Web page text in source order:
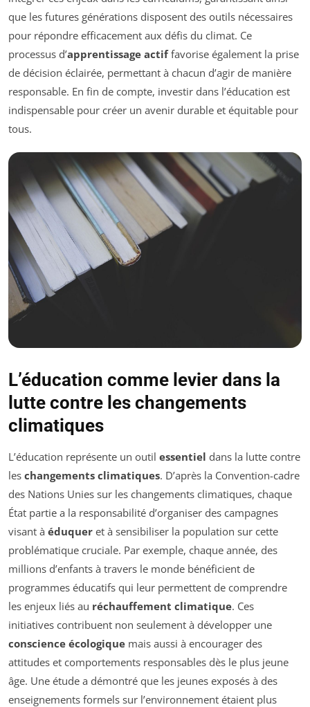
que les futures générations disposent des outils nécessaires
pour répondre efficacement aux défis du climat. Ce
processus d’apprentissage actiffavorise également la prise
de décision éclairée, permettant à chacun d’agir de manière
responsable. En fin de compte, investir dans l’éducation est
indispensable pour créer un avenir durable et équitable pour
tous.
L’éducation comme levier dans la
lutte contre les changements
climatiques
L’éducation représente un outil essentiel dans la lutte contre
les changements climatiques. D’après la Convention-cadre
des Nations Unies sur les changements climatiques, chaque
État partie a la responsabilité d’organiser des campagnes
visant à éduquer et à sensibiliser la population sur cette
problématique cruciale. Par exemple, chaque année, des
millions d’enfants à travers le monde bénéficient de
programmes éducatifs qui leur permettent de comprendre
les enjeux liés au réchauffement climatique. Ces
initiatives contribuent non seulement à développer une
conscience écologique mais aussi à encourager des
attitudes et comportements responsables dès le plus jeune
âge. Une étude a démontré que les jeunes exposés à des
enseignements formels sur l’environnement étaient plus